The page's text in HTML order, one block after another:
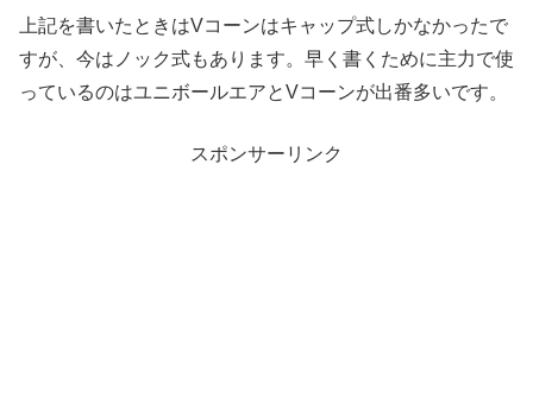
上記を書いたときはVコーンはキャップ式しかなかったで
すが、今はノック式もあります。早く書くために主力で使
っているのはユニボールエアとVコーンが出番多いです。
スポンサーリンク